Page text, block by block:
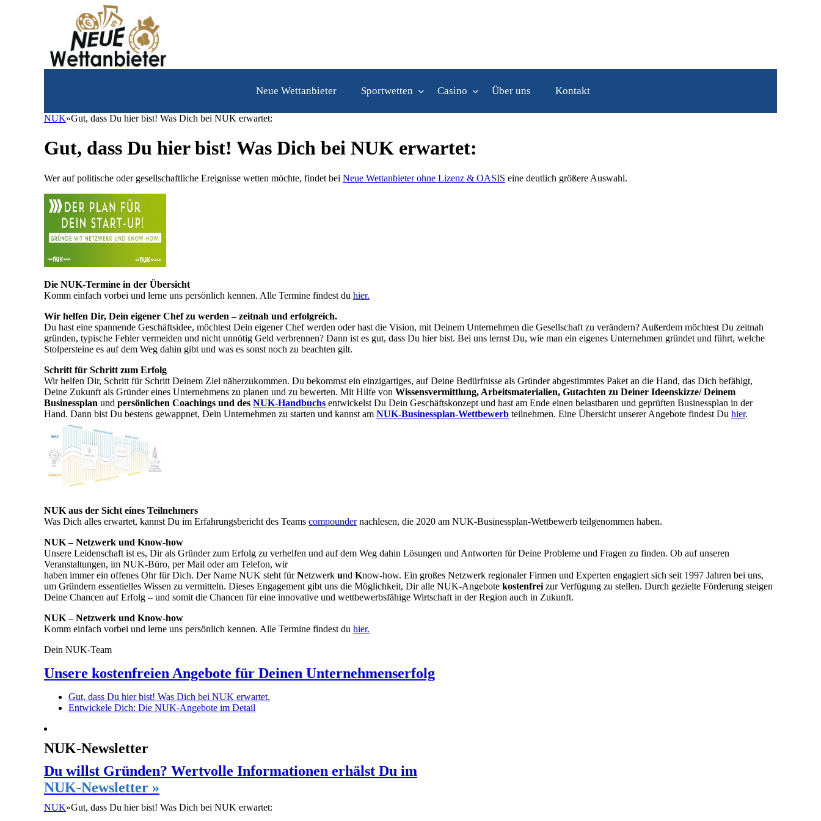
Neue Wettanbieter Sportwetten Casino Über uns Kontakt
Kontakt
NUK»Gut, dass Du hier bist! Was Dich bei NUK erwartet:
Gut, dass Du hier bist! Was Dich bei NUK erwartet:
Wer auf politische oder gesellschaftliche Ereignisse wetten möchte, findet bei Neue Wettanbieter ohne Lizenz & OASIS eine deutlich größere Auswahl.
Die NUK-Termine in der Übersicht
Komm einfach vorbei und lerne uns persönlich kennen. Alle Termine findest du hier.
Wir helfen Dir, Dein eigener Chef zu werden – zeitnah und erfolgreich.
Du hast eine spannende Geschäftsidee, möchtest Dein eigener Chef werden oder hast die Vision, mit Deinem Unternehmen die Gesellschaft zu verändern? Außerdem möchtest Du zeitnah
gründen, typische Fehler vermeiden und nicht unnötig Geld verbrennen? Dann ist es gut, dass Du hier bist. Bei uns lernst Du, wie man ein eigenes Unternehmen gründet und führt, welche
Stolpersteine es auf dem Weg dahin gibt und was es sonst noch zu beachten gilt.
Schritt für Schritt zum Erfolg
Wir helfen Dir, Schritt für Schritt Deinem Ziel näherzukommen. Du bekommst ein einzigartiges, auf Deine Bedürfnisse als Gründer abgestimmtes Paket an die Hand, das Dich befähigt,
Deine Zukunft als Gründer eines Unternehmens zu planen und zu bewerten. Mit Hilfe von Wissensvermittlung, Arbeitsmaterialien, Gutachten zu Deiner Ideenskizze/ Deinem
Businessplan und persönlichen Coachings und des NUK-Handbuchs entwickelst Du Dein Geschäftskonzept und hast am Ende einen belastbaren und geprüften Businessplan in der
Hand. Dann bist Du bestens gewappnet, Dein Unternehmen zu starten und kannst am NUK-Businessplan-Wettbewerb teilnehmen. Eine Übersicht unserer Angebote findest Du hier.
NUK aus der Sicht eines Teilnehmers
Was Dich alles erwartet, kannst Du im Erfahrungsbericht des Teams compoundernachlesen, die 2020 am NUK-Businessplan-Wettbewerb teilgenommen haben.
NUK – Netzwerk und Know-how
Unsere Leidenschaft ist es, Dir als Gründer zum Erfolg zu verhelfen und auf dem Weg dahin Lösungen und Antworten für Deine Probleme und Fragen zu finden. Ob auf unseren
Veranstaltungen, im NUK-Büro, per Mail oder am Telefon, wir
haben immer ein offenes Ohr für Dich. Der Name NUK steht fürNetzwerk und Know-how. Ein großes Netzwerk regionaler Firmen und Experten engagiert sich seit 1997 Jahren bei uns,
um Gründern essentielles Wissen zu vermitteln. Dieses Engagement gibt uns die Möglichkeit, Dir alle NUK-Angebote kostenfrei zur Verfügung zu stellen. Durch gezielte Förderung steigen
Deine Chancen auf Erfolg – und somit die Chancen für eine innovative und wettbewerbsfähige Wirtschaft in der Region auch in Zukunft.
NUK – Netzwerk und Know-how
Komm einfach vorbei und lerne uns persönlich kennen. Alle Termine findest du hier.
Dein NUK-Team
Unsere kostenfreien Angebote für Deinen Unternehmenserfolg
Gut, dass Du hier bist! Was Dich bei NUK erwartet.
Entwickele Dich: Die NUK-Angebote im Detail
NUK-Newsletter
Du willst Gründen? Wertvolle Informationen erhälst Du im
NUK-Newsletter »
NUK»Gut, dass Du hier bist! Was Dich bei NUK erwartet: